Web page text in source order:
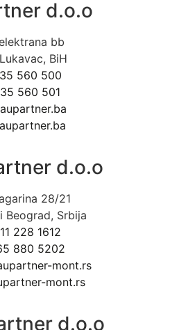
d.o.o
bb
BiH
560 500
560 501
d.o.o
28/21
Beograd, Srbija
228 1612
880 5202
mont.rs
mont.rs
d.o.o